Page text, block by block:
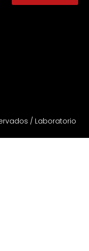
/ Laboratorio